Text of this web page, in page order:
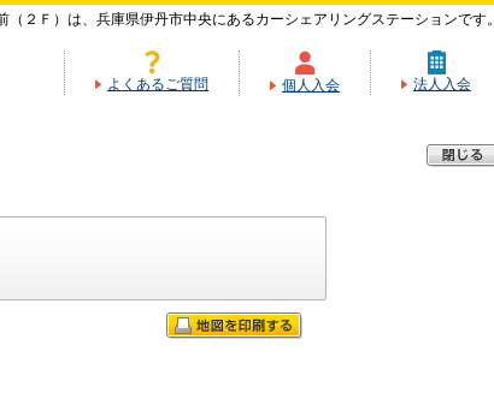
（２Ｆ）は、兵庫県伊丹市中央にあるカーシェアリングステーションです。
よくあるご質問 個人入会 法人入会